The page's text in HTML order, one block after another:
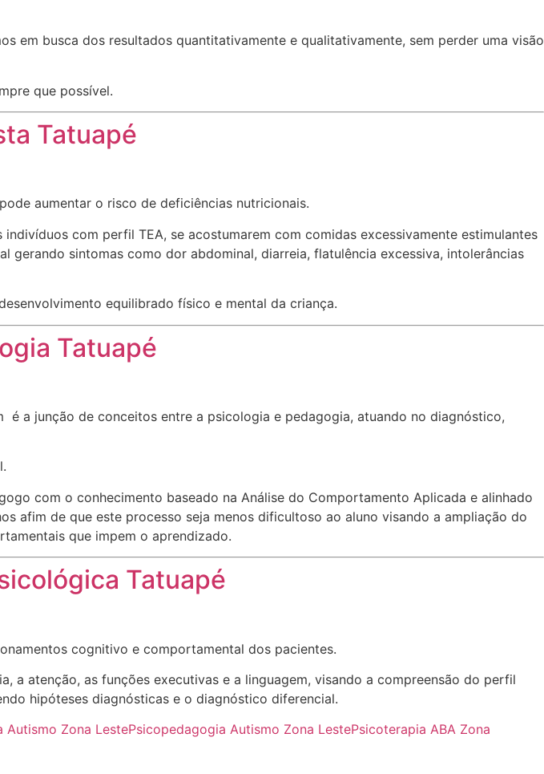
em busca dos resultados quantitativamente e qualitativamente, sem perder uma visão
que possível.
Tatuapé
aumentar o risco de deficiências nutricionais.
com perfil TEA, se acostumarem com comidas excessivamente estimulantes
sintomas como dor abdominal, diarreia, flatulência excessiva, intolerâncias
equilibrado físico e mental da criança.
Tatuapé
a junção de conceitos entre a psicologia e pedagogia, atuando no diagnóstico,
com o conhecimento baseado na Análise do Comportamento Aplicada e alinhado
afim de que este processo seja menos dificultoso ao aluno visando a ampliação do
que impem o aprendizado.
Tatuapé
cognitivo e comportamental dos pacientes.
a atenção, as funções executivas e a linguagem, visando a compreensão do perfil
hipóteses diagnósticas e o diagnóstico diferencial.
Autismo Zona LestePsicopedagogia Autismo Zona LestePsicoterapia ABA Zona